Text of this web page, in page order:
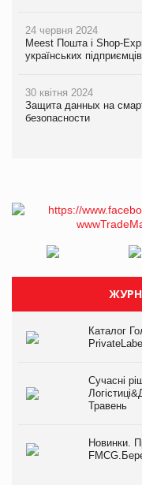
24 червня 2024
Meest Пошта і Shop-
українських підприємців
30 квітня 2024
Защита данных на
безопасности
Каталог
Сучасні
Травень
Новинки.